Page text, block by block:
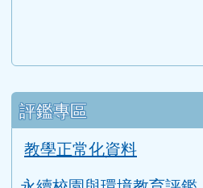
永續校園與環境教育評鑑
英語教學成果
交通安全教育評鑑